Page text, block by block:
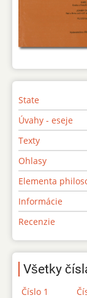
State
Úvahy - eseje
Texty
Ohlasy
Elementa
Informácie
Recenzie
Všetky
Číslo 1